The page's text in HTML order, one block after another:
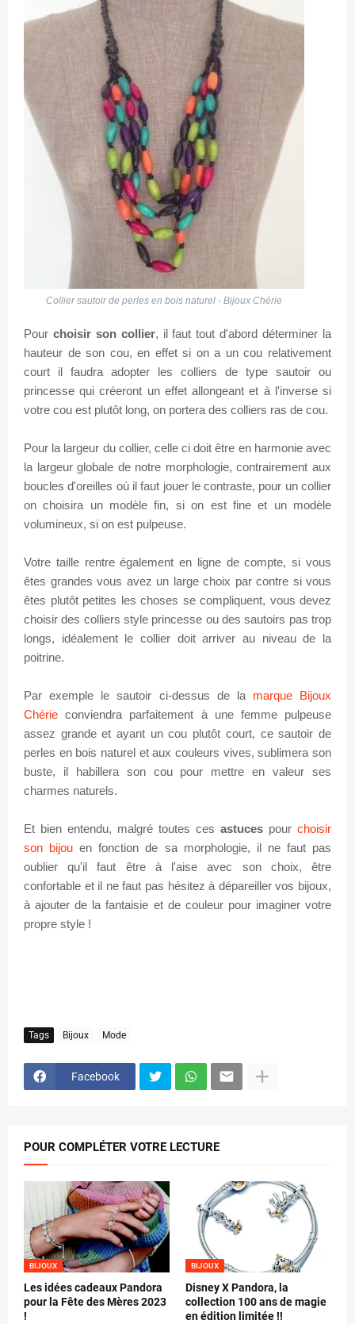
Collier sautoir de perles en bois naturel - Bijoux Chérie
Pour choisir son collier, il faut tout d'abord déterminer la
hauteur de son cou, en effet si on a un cou relativement
court il faudra adopter les colliers de type sautoir ou
princesse qui créeront un effet allongeant et à l'inverse si
votre cou est plutôt long, on portera des colliers ras de cou.
Pour la largeur du collier, celle ci doit être en harmonie avec
la largeur globale de notre morphologie, contrairement aux
boucles d'oreilles où il faut jouer le contraste, pour un collier
on choisira un modèle fin, si on est fine et un modèle
volumineux, si on est pulpeuse.
Votre taille rentre également en ligne de compte, si vous
êtes grandes vous avez un large choix par contre si vous
êtes plutôt petites les choses se compliquent, vous devez
choisir des colliers style princesse ou des sautoirs pas trop
longs, idéalement le collier doit arriver au niveau de la
poitrine.
Par exemple le sautoir ci-dessus de la marque Bijoux
Chérie conviendra parfaitement à une femme pulpeuse
assez grande et ayant un cou plutôt court, cesautoir de
perles en bois naturel et aux couleurs vives, sublimera son
buste, il habillera son cou pour mettre en valeur ses
charmes naturels.
Et bien entendu, malgré toutes ces astuces pour choisir
son bijou en fonction de sa morphologie, il ne faut pas
oublier qu'il faut être à l'aise avec son choix, être
confortable et il ne faut pas hésitez à dépareiller vos bijoux,
à ajouter de la fantaisie et de couleur pour imaginer votre
propre style !
Tags Bijoux Mode
Facebook
POUR COMPLÉTER VOTRE LECTURE
BIJOUX
Les idées cadeaux Pandora
pour la Fête des Mères 2023
!
BIJOUX
Disney X Pandora, la
collection 100 ans de magie
en édition limitée !!